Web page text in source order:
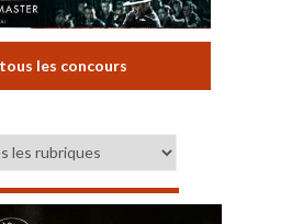
les concours